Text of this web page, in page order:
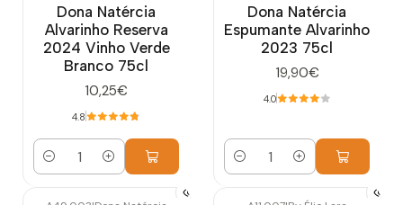
Dona Natércia
Alvarinho Reserva
2024 Vinho Verde
Branco 75cl
10,25€
4.8
Quantidade
Dona Natércia
Espumante Alvarinho
2023 75cl
19,90€
4.0
Quantidade